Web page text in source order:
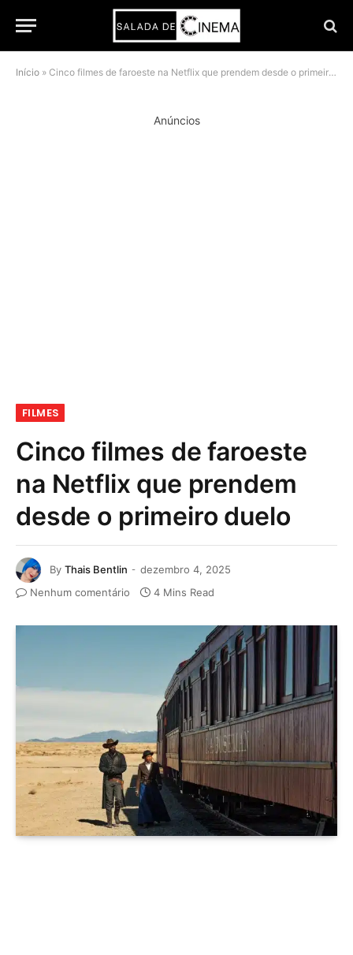
Início » Cinco filmes de faroeste na Netflix que prendem desde o primeiro duelo
Anúncios
FILMES
Cinco filmes de faroeste
na Netflix que prendem
desde o primeiro duelo
By Thais Bentlin
dezembro 4, 2025
Nenhum comentário
4 Mins Read